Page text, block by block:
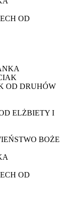
OD
OD DRUHÓW
ELŻBIETY I
BOŻE
OD